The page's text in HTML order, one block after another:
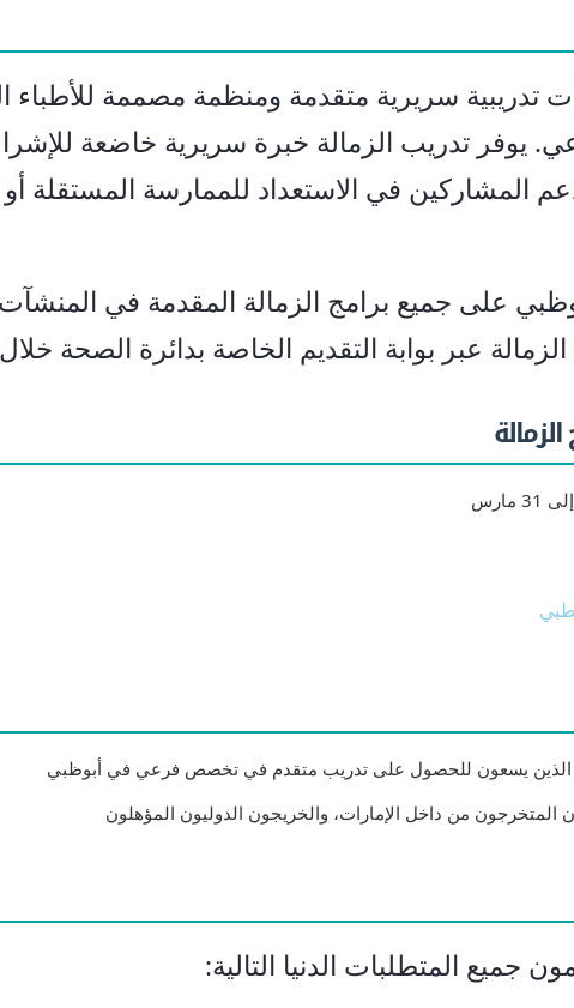
تدريبية سريرية متقدمة ومنظمة مصممة
تدريب الزمالة خبرة سريرية خاضعة
في الاستعداد للممارسة المستقلة أو
على جميع برامج الزمالة المقدمة في
عبر بوابة التقديم الخاصة بدائرة الصحة
الذين يسعون للحصول على تدريب متقدم في تخصص فرعي في أبوظبي
المتخرجون من داخل الإمارات، والخريجون الدوليون المؤهلون
جميع المتطلبات الدنيا التالية: